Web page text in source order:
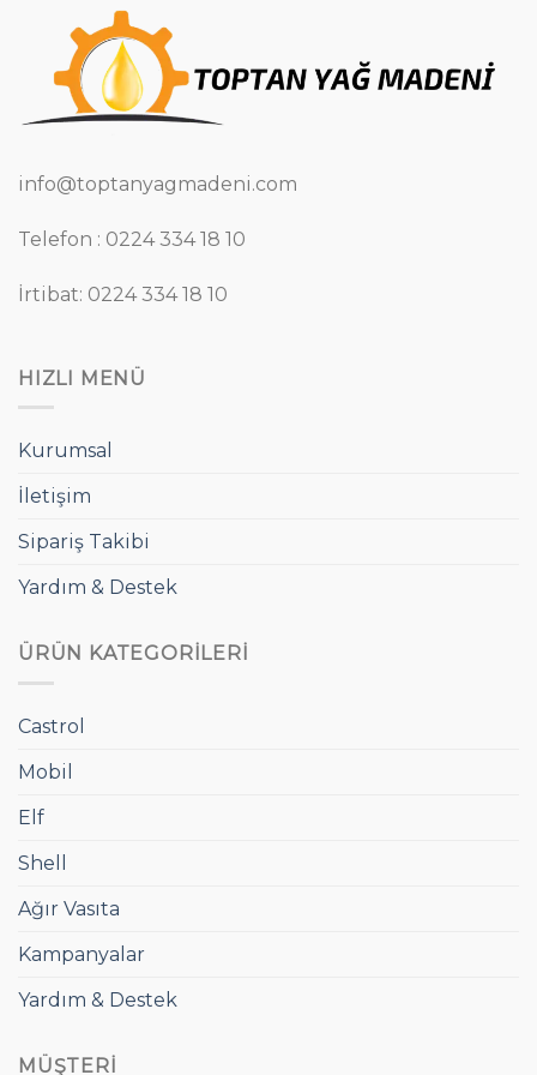
info@toptanyagmadeni.com
Telefon : 0224 334 18 10
İrtibat: 0224 334 18 10
HIZLI MENÜ
Kurumsal
İletişim
Sipariş Takibi
Yardım & Destek
ÜRÜN KATEGORILERI
Castrol
Mobil
Elf
Shell
Ağır Vasıta
Kampanyalar
Yardım & Destek
MÜŞTERI